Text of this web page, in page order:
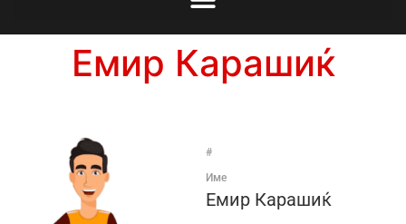
Емир Карашиќ
#
Име
Емир Карашиќ